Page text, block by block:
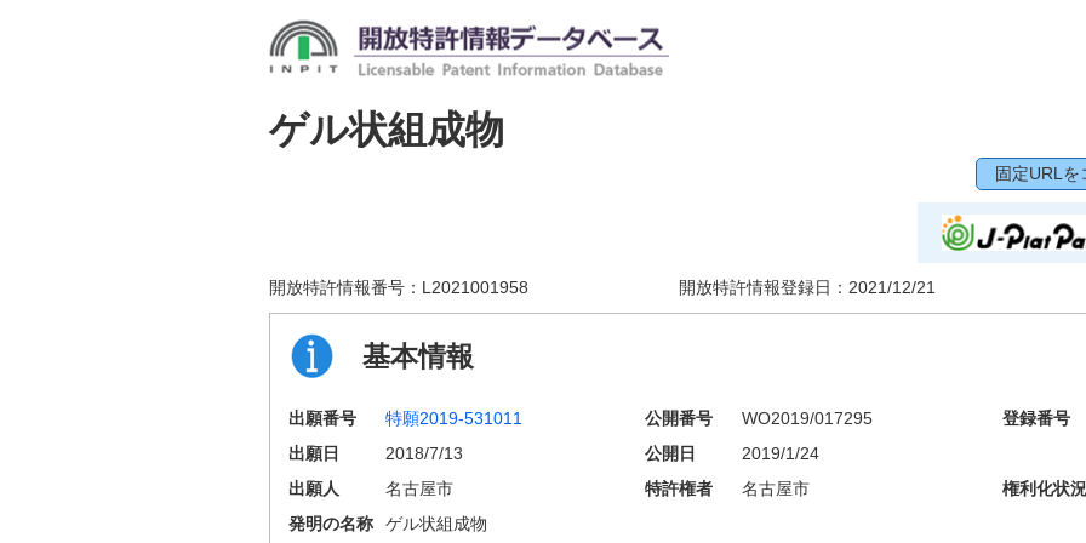
ゲル状組成物
固定URLを
開放特許情報番号： L2021001958 開放特許情報登録日： 2021/12/21
基本情報
出願番号 特願2019-531011 公開番号 WO2019/017295
登録番号
出願日
2018/7/13 公開日
2019/1/24
出願人
名古屋市 特許権者 名古屋市
権利化状況
発明の名称
ゲル状組成物